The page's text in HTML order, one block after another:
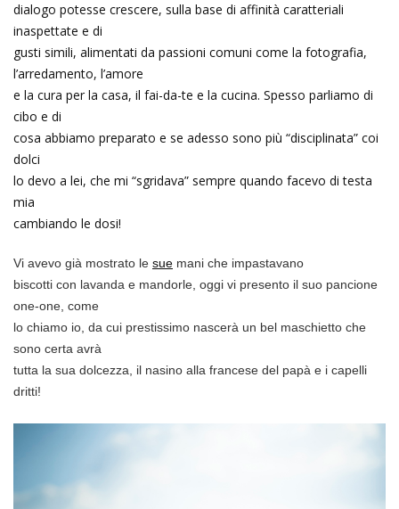
dialogo potesse crescere, sulla base di affinità caratteriali
inaspettate e di
gusti simili, alimentati da passioni comuni come la fotografia,
l’arredamento, l’amore
e la cura per la casa, il fai-da-te e la cucina. Spesso parliamo di
cibo e di
cosa abbiamo preparato e se adesso sono più “disciplinata” coi
dolci
lo devo a lei, che mi “sgridava” sempre quando facevo di testa
mia
cambiando le dosi!
Vi avevo già mostrato le sue mani che impastavano
biscotti con lavanda e mandorle, oggi vi presento il suo pancione
one-one, come
lo chiamo io, da cui prestissimo nascerà un bel maschietto che
sono certa avrà
tutta la sua dolcezza, il nasino alla francese del papà e i capelli
dritti!